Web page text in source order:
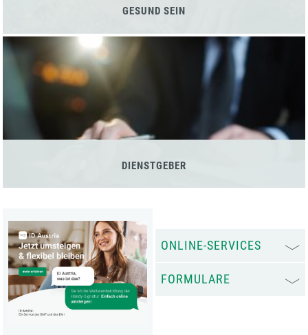
GESUND SEIN
DIENSTGEBER
ONLINE-SERVICES
FORMULARE